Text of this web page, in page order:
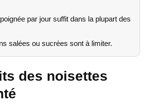
par jour suffit dans la plupart des
salées ou sucrées sont à limiter.
des noisettes